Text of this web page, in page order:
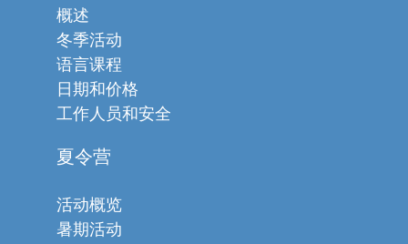
概述
冬季活动
语言课程
日期和价格
工作人员和安全
夏令营
活动概览
暑期活动